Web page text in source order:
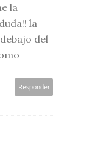
la
la
del
Responder